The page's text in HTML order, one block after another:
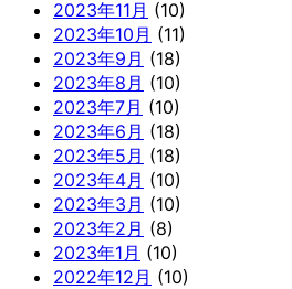
2023年11月 (10)
2023年10月 (11)
2023年9月 (18)
2023年8月 (10)
2023年7月 (10)
2023年6月 (18)
2023年5月 (18)
2023年4月 (10)
2023年3月 (10)
2023年2月 (8)
2023年1月 (10)
2022年12月 (10)